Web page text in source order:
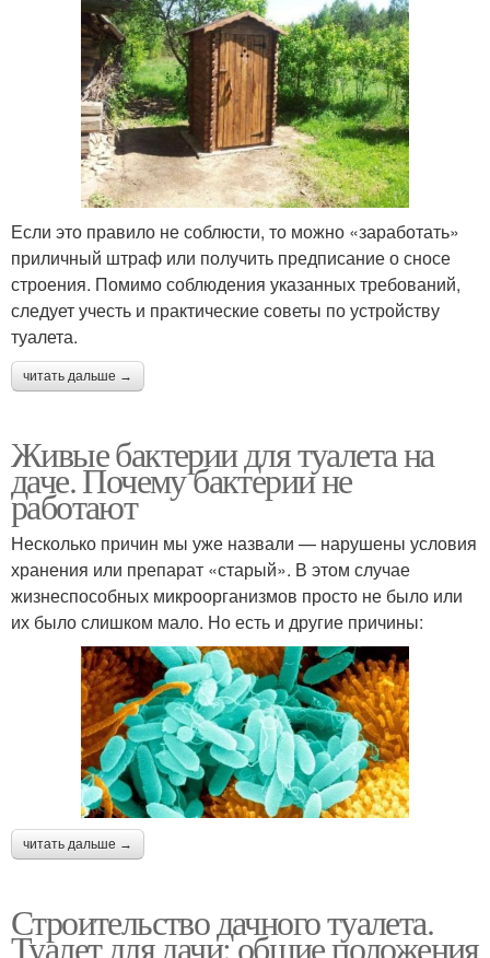
Если это правило не соблюсти, то можно «заработать»
приличный штраф или получить предписание о сносе
строения. Помимо соблюдения указанных требований,
следует учесть и практические советы по устройству
туалета.
читать дальше →
Живые бактерии для туалета на
даче. Почему бактерии не
работают
Несколько причин мы уже назвали — нарушены условия
хранения или препарат «старый». В этом случае
жизнеспособных микроорганизмов просто не было или
их было слишком мало. Но есть и другие причины:
читать дальше →
Строительство дачного туалета.
Туалет для дачи: общие положения